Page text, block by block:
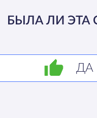
БЫЛА ЛИ ЭТА
ДА